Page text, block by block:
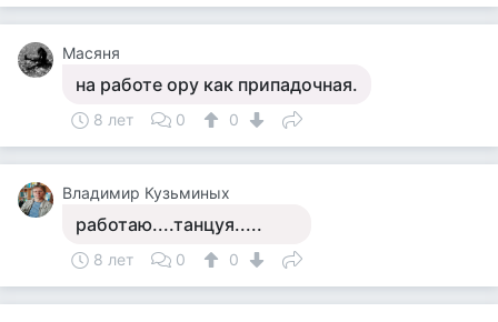
Масяня
на работе ору как припадочная.
8 лет 0 0
Владимир Кузьминых
работаю....танцуя.....
8 лет 0 0